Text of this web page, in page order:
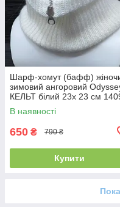
Шарф-хомут (бафф)
зимовий ангоровий
КЕЛЬТ білий 23х 23 см
В наявності
650 ₴ 790 ₴
Купити